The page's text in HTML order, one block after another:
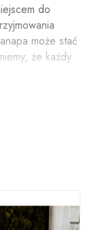
do
może stać
że każdy
się
komfort i dużą
które
i beżowe.